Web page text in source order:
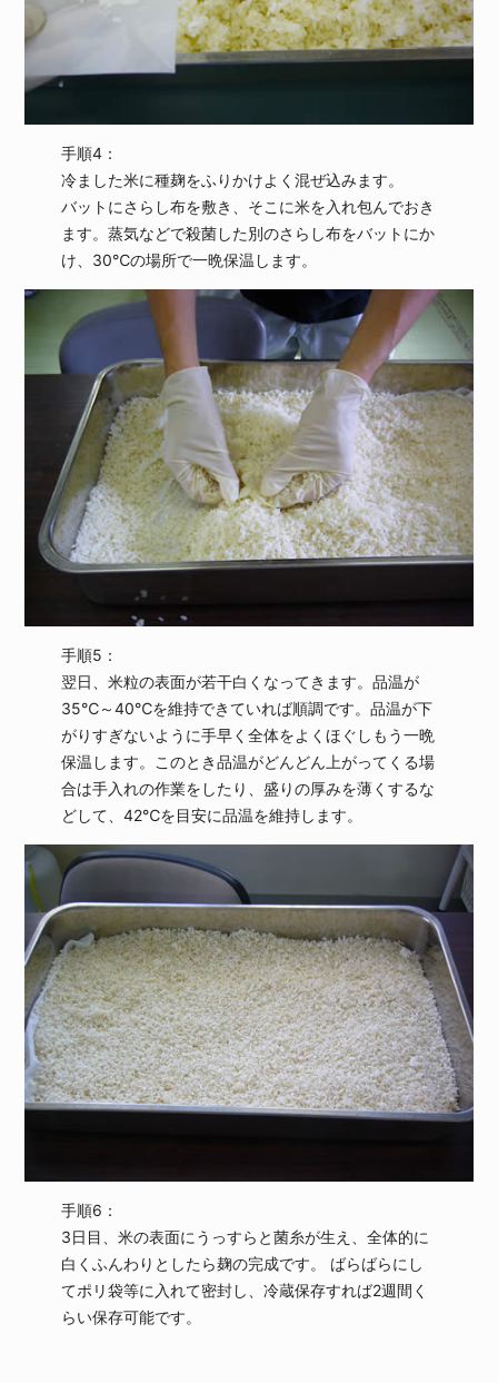
手順4：
冷ました米に種麹をふりかけよく混ぜ込みます。
バットにさらし布を敷き、そこに米を入れ包んでおき
ます。蒸気などで殺菌した別のさらし布をバットにか
け、30℃の場所で一晩保温します。
手順5：
翌日、米粒の表面が若干白くなってきます。品温が
35℃～40℃を維持できていれば順調です。品温が下
がりすぎないように手早く全体をよくほぐしもう一晩
保温します。このとき品温がどんどん上がってくる場
合は手入れの作業をしたり、盛りの厚みを薄くするな
どして、42℃を目安に品温を維持します。
手順6：
3日目、米の表面にうっすらと菌糸が生え、全体的に
白くふんわりとしたら麹の完成です。 ばらばらにし
てポリ袋等に入れて密封し、冷蔵保存すれば2週間く
らい保存可能です。